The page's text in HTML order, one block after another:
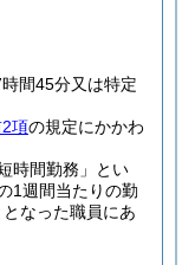
間45分又は特定
項の規定にかかわ
時間勤務」とい
1週間当たりの勤
なった職員にあ